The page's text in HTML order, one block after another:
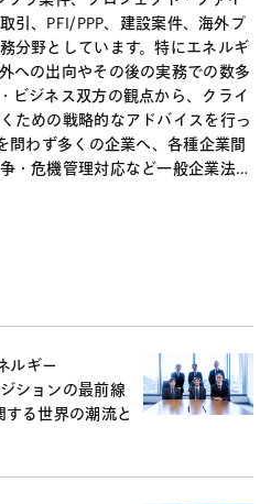
引、PFI/PPP、建設案件、海外プ
分野としています。特にエネルギ
への出向やその後の実務での数多
ビジネス双方の観点から、クライ
ための戦略的なアドバイスを行っ
問わず多くの企業へ、各種企業間
・危機管理対応など一般企業法務
助言を行っています。
ルギー
ションの最前線
する世界の潮流と